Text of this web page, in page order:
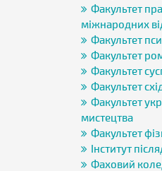
Факультет
міжнародних
Факультет
Факультет
Факультет
Факультет
Факультет
мистецтва
Факультет
Інститут
Фаховий